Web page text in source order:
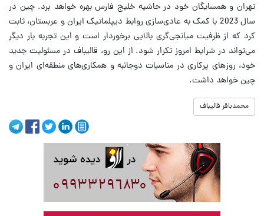
تهران و همسایگان خود در حاشیه خلیج فارس بهره خواهد برد. چین در
سال 2023 با کمک به عادی‌سازی روابط دیپلماتیک ایران و عربستان، ثابت
کرد که از ظرفیت میانجی‌گری بالایی برخوردار است و این تجربه بار دیگر
می‌تواند در شرایط امروز تکرار شود. از این رو، قالیباف در مسئولیت جدید
خود، روزهای پرکاری در مناسبات دوجانبه و همکاری‌های منطقه‌ای ایران و
چین خواهد داشت.
محمدباقر قالیباف